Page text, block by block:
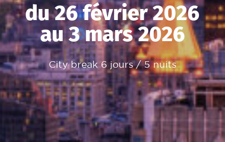
du 26 février 2026
au 3 mars 2026
City break 6 jours / 5 nuits